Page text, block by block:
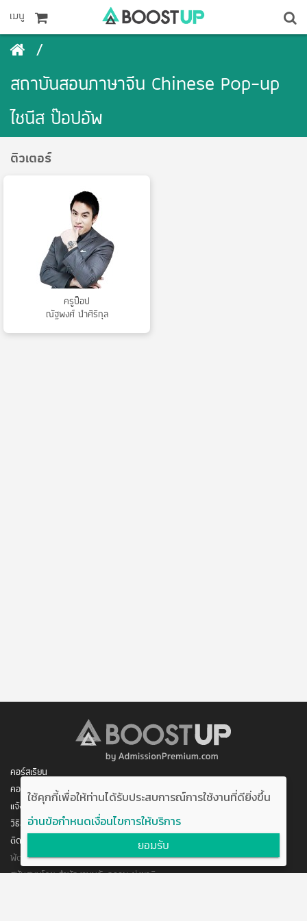
เมนู
สถาบันสอนภาษาจีน Chinese Pop-up
ไชนีส ป๊อปอัพ
ติวเตอร์
ครูป็อป
ณัฐพงศ์ นำศิริกุล
คอร์สเรียน
คอร์สของฉัน
แจ้งการชำระเงิน
วิธีสมัคร/ชำระเงิน
ติดต่อเรา
พัฒนาโดย บริษัท อัพบีน จำกัด
สนับสนุนโดย สำนักงานนวัตกรรมแห่งชาติ
ใช้คุกกี้เพื่อให้ท่านได้รับประสบการณ์การใช้งานที่ดียิ่งขึ้น
อ่านข้อกำหนดเงื่อนไขการให้บริการ
ยอมรับ